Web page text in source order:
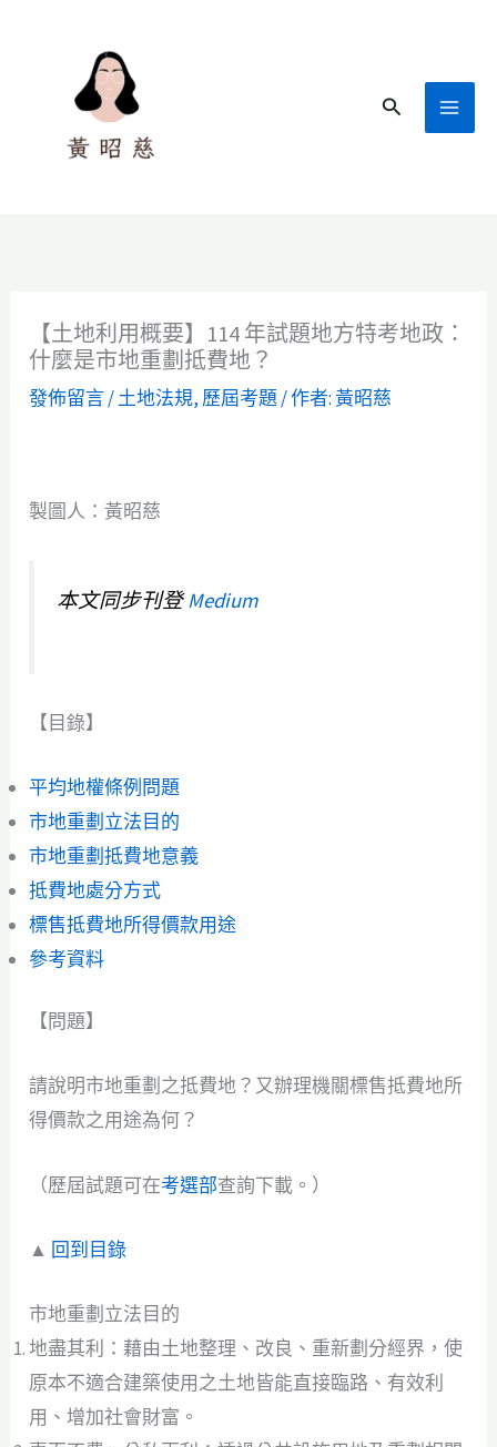
搜
【土地利用概要】114 年試題地方特考地政：
什麼是市地重劃抵費地？
發佈留言/土地法規, 歷屆考題 / 作者:黃昭慈
製圖人：黃昭慈
本文同步刊登Medium
【目錄】
平均地權條例問題
市地重劃立法目的
市地重劃抵費地意義
抵費地處分方式
標售抵費地所得價款用途
參考資料
【問題】
請說明市地重劃之抵費地？又辦理機關標售抵費地所
得價款之用途為何？
（歷屆試題可在考選部查詢下載。）
▲ 回到目錄
市地重劃立法目的
地盡其利：藉由土地整理、改良、重新劃分經界，使
原本不適合建築使用之土地皆能直接臨路、有效利
用、增加社會財富。